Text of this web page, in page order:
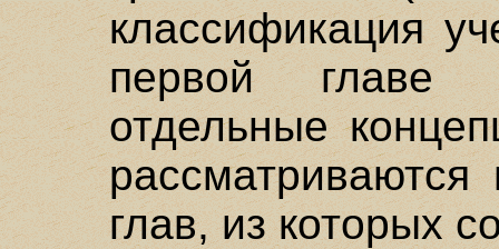
классификация
первой главе
отдельные
глав, из которых